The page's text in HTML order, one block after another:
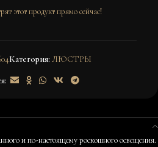
этот продукт прямо сейчас!
Категория: ЛЮСТРЫ
и по-настоящему роскошного освещения.